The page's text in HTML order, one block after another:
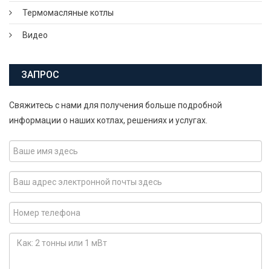
Термомасляные котлы
Видео
ЗАПРОС
Свяжитесь с нами для получения больше подробной
информации о наших котлах, решениях и услугах.